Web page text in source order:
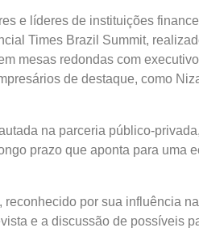
e líderes de instituições
Times Brazil Summit,
mesas redondas com
de destaque, como
na parceria público-
prazo que aponta para uma
por sua influência
e a discussão de possíveis